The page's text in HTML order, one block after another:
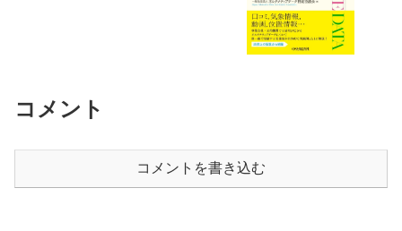
コメント
コメントを書き込む